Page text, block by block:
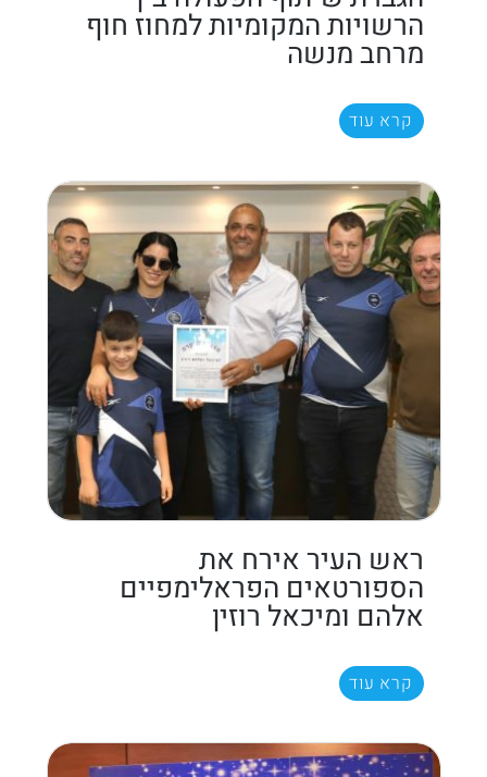
הרשויות המקומיות למחוז חוף
מרחב מנשה
קרא עוד
ראש העיר אירח את
הספורטאים הפראלימפיים
אלהם ומיכאל רוזין
קרא עוד